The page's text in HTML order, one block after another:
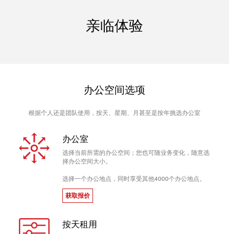
亲临体验
办公空间选项
根据个人还是团队使用，按天、星期、月甚至是按年挑选办公室
办公室
选择当前所需的办公空间；您也可随业务变化，随意选
择办公空间大小。
选择一个办公地点，同时享受其他4000个办公地点。
获取报价
按天租用